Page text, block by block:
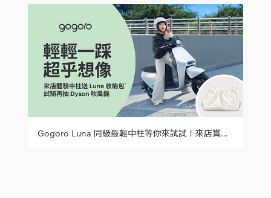
人」），即可兌換抽 「新春 GO 好運籤」，並兌換品牌好禮
乙份，並獲得「週週抽 Roots 品牌服飾 」抽獎資格。
參加人若因輸入資料不完整，恕無法取得抽獎資格。
活動獎品：品牌好禮乙份，每人限領一次，贈品內容為隨機
配送。
抽獎獎項： 「Roots $1,780 提貨券（市價： $ 1,780)」6
組，抽獎活動採抽制，Gogoro 將於活動期間分六週進行抽
獎，統一於 2024 年 3 月 31 日前抽 6 名得獎者，具體抽獎
時程以 Gogoro 規劃以及公告為準，不另行公告或通知。
得獎者應親至 Gogoro 門市領取，Gogoro 不負責郵寄或以
（下稱「協力廠商」），協力廠商行銷公司將依本注意事項
之規定辦理抽獎活動，並將本活動獎項依規定交付予得獎
Gogoro Luna 同級最輕中柱等你來試試！來店賞車就送限量收納包，試乘再抽 Dyson 吹風機！